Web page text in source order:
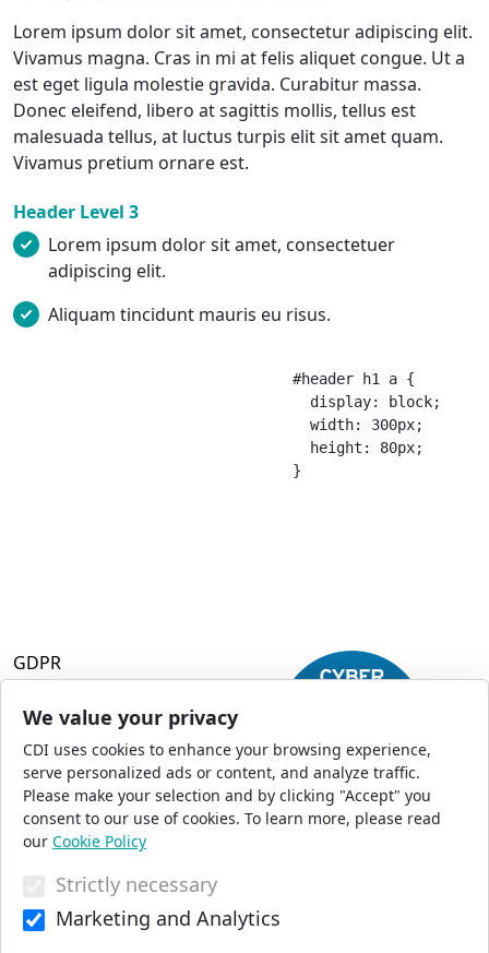
Lorem ipsum dolor sit amet, consectetur adipiscing elit.
Vivamus magna. Cras in mi at felis aliquet congue. Ut a
est eget ligula molestie gravida. Curabitur massa.
Donec eleifend, libero at sagittis mollis, tellus est
malesuada tellus, at luctus turpis elit sit amet quam.
Vivamus pretium ornare est.
Header Level 3
Lorem ipsum dolor sit amet, consectetuer
adipiscing elit.
Aliquam tincidunt mauris eu risus.
GDPR
Privacy Policy
Accessibility
Commercial Opportunities
Press Office
Sitemap
© 2026 CDI. All Rights Reserved
We value your privacy
CDI uses cookies to enhance your browsing experience,
serve personalized ads or content, and analyze traffic.
Please make your selection and by clicking "Accept" you
consent to our use of cookies. To learn more, please read
our Cookie Policy
Strictly necessary
Marketing and Analytics